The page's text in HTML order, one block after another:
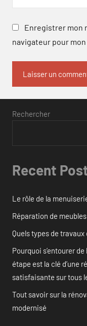
Enregistrer mon
navigateur pour
Rechercher
Recent
Le rôle de la
Réparation de
Quels types de
Pourquoi s’entourer
étape est la clé d’une
satisfaisante sur tous
Tout savoir sur la
modernisé